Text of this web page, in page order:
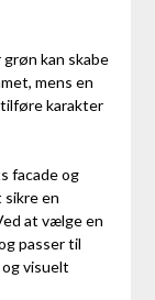
grøn kan skabe
mens en
tilføre karakter
facade og
en
at vælge en
passer til
visuelt